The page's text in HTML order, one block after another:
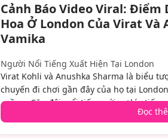
Cảnh Báo Video Viral: Điểm
Hoa Ở London Của Virat Và
Vamika
Người Nổi Tiếng Xuất Hiện Tại London
Virat Kohli và Anushka Sharma là biểu
chuyến đi chơi gần đây của họ tại
cuồng. Cặp đôi, nổi tiếng với sự kín
thư giãn cùng các con, con trai Akaay và
Đọc